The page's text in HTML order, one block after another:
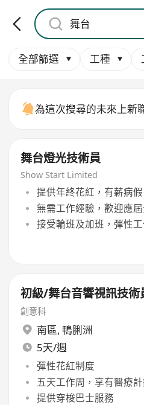
全部篩選 工種
為這次搜尋的未來上新
舞台燈光技術員
Show Start Limited
提供年終花紅，有薪病
無需工作經驗，歡迎應
接受輪班及加班，彈性
初級/舞台音響視訊技術
創意科
南區, 鴨脷洲
5天/週
彈性花紅制度
五天工作周，享有醫療
提供穿梭巴士服務